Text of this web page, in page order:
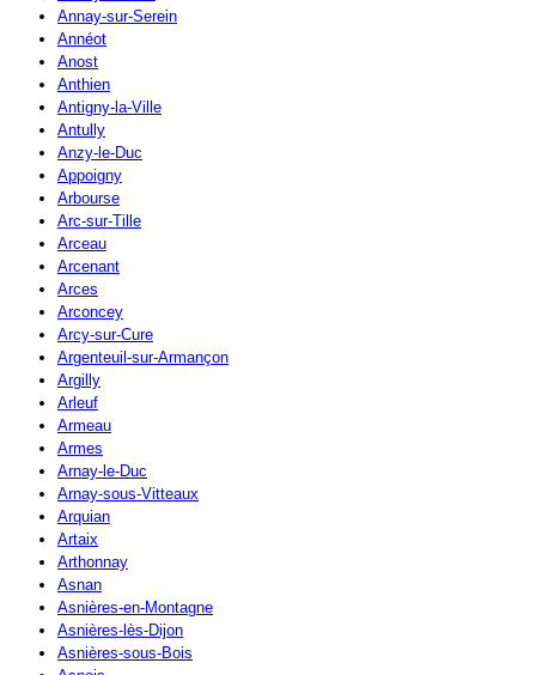
Annay-sur-Serein
Annéot
Anost
Anthien
Antigny-la-Ville
Antully
Anzy-le-Duc
Appoigny
Arbourse
Arc-sur-Tille
Arceau
Arcenant
Arces
Arconcey
Arcy-sur-Cure
Argenteuil-sur-Armançon
Argilly
Arleuf
Armeau
Armes
Arnay-le-Duc
Arnay-sous-Vitteaux
Arquian
Artaix
Arthonnay
Asnan
Asnières-en-Montagne
Asnières-lès-Dijon
Asnières-sous-Bois